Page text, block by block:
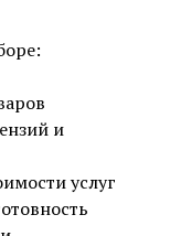
и
услуг